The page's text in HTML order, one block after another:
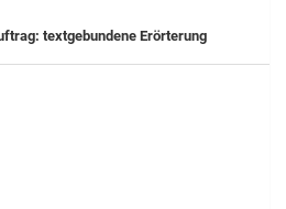
textgebundene Erörterung